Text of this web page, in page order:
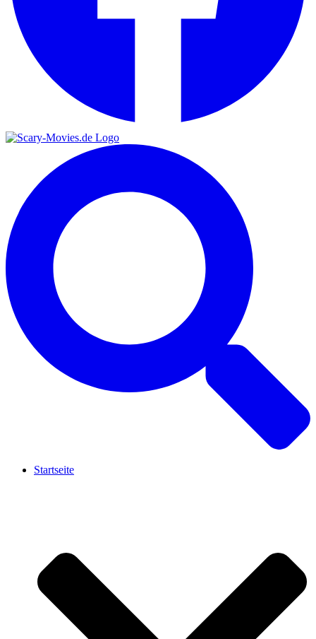
Startseite